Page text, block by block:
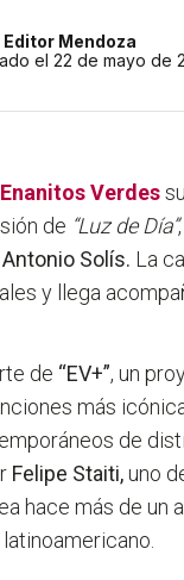
Editor Mendoza
el 22 de mayo de
Enanitos Verdes
de “Luz de Día”
Solís. La
y llega
de “EV+”, un
más
de
Felipe Staiti,uno
hace más de un